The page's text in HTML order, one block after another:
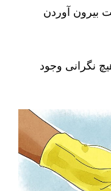
بیرون آوردن
نگرانی وجود